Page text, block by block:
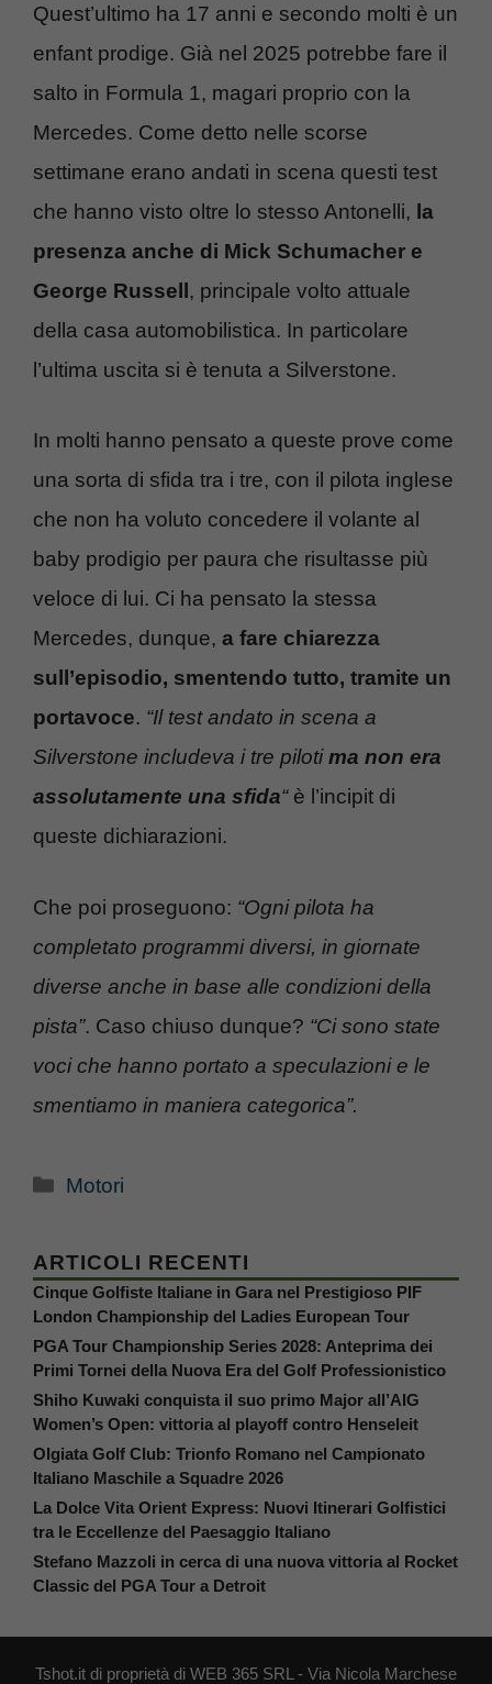
Quest’ultimo ha 17 anni e secondo molti è un
enfant prodige. Già nel 2025 potrebbe fare il
salto in Formula 1, magari proprio con la
Mercedes. Come detto nelle scorse
settimane erano andati in scena questi test
che hanno visto oltre lo stesso Antonelli, la
presenza anche di Mick Schumacher e
George Russell , principale volto attuale
della casa automobilistica. In particolare
l’ultima uscita si è tenuta a Silverstone.
In molti hanno pensato a queste prove come
una sorta di sfida tra i tre, con il pilota inglese
che non ha voluto concedere il volante al
baby prodigio per paura che risultasse più
veloce di lui. Ci ha pensato la stessa
Mercedes, dunque, a fare chiarezza
sull’episodio, smentendo tutto, tramite un
portavoce. “Il test andato in scena a
Silverstone includeva i tre pilotima non era
assolutamente una sfida“è l’incipit di
queste dichiarazioni.
Che poi proseguono: “Ogni pilota ha
completato programmi diversi, in giornate
diverse anche in base alle condizioni della
pista”. Caso chiuso dunque? “Ci sono state
voci che hanno portato a speculazioni e le
smentiamo in maniera categorica”.
Categorie
Motori
ARTICOLI RECENTI
Cinque Golfiste Italiane in Gara nel Prestigioso PIF
London Championship del Ladies European Tour
PGA Tour Championship Series 2028: Anteprima dei
Primi Tornei della Nuova Era del Golf Professionistico
Shiho Kuwaki conquista il suo primo Major all’AIG
Women’s Open: vittoria al playoff contro Henseleit
Olgiata Golf Club: Trionfo Romano nel Campionato
Italiano Maschile a Squadre 2026
La Dolce Vita Orient Express: Nuovi Itinerari Golfistici
tra le Eccellenze del Paesaggio Italiano
Stefano Mazzoli in cerca di una nuova vittoria al Rocket
Classic del PGA Tour a Detroit
Tshot.it di proprietà di WEB 365 SRL - Via Nicola Marchese